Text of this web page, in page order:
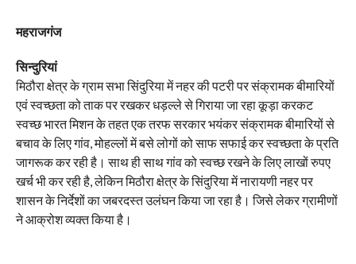
महराजगंज
सिन्दुरियां
मिठौरा क्षेत्र के ग्राम सभा सिंदुरिया में नहर की पटरी पर संक्रामक बीमारियों
एवं स्वच्छता को ताक पर रखकर धड़ल्ले से गिराया जा रहा कूड़ा करकट
स्वच्छ भारत मिशन के तहत एक तरफ सरकार भयंकर संक्रामक बीमारियों से
बचाव के लिए गांव, मोहल्लों में बसे लोगों को साफ सफाई कर स्वच्छता के प्रति
जागरूक कर रही है। साथ ही साथ गांव को स्वच्छ रखने के लिए लाखों रुपए
खर्च भी कर रही है, लेकिन मिठौरा क्षेत्र के सिंदुरिया में नारायणी नहर पर
शासन के निर्देशों का जबरदस्त उलंघन किया जा रहा है। जिसे लेकर ग्रामीणों
ने आक्रोश व्यक्त किया है।